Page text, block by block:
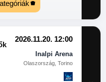
2026.11.20. 12:00
Inalpi Arena
Olaszország, Torino